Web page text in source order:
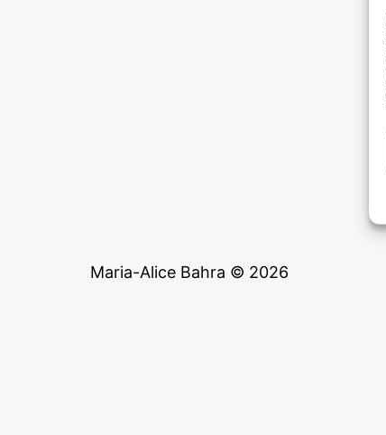
Maria-Alice Bahra © 2026